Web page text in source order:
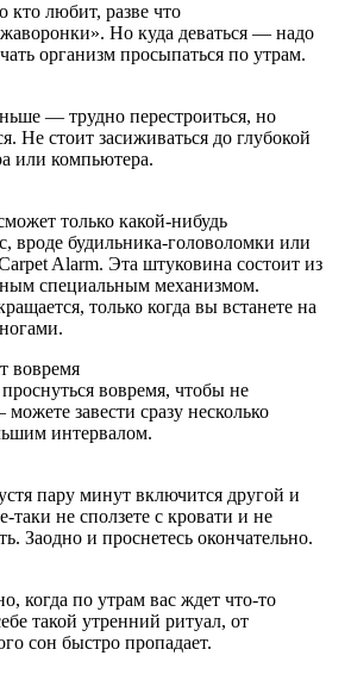
любит, разве что
Но куда деваться — надо
организм просыпаться по утрам.
— трудно перестроиться, но
Не стоит засиживаться до глубокой
или компьютера.
только какой-нибудь
вроде будильника-головоломки или
Alarm. Эта штуковина состоит из
специальным механизмом.
только когда вы встанете на
вовремя, чтобы не
завести сразу несколько
интервалом.
пару минут включится другой и
таки не сползете с кровати и не
Заодно и проснетесь окончательно.
когда по утрам вас ждет что-то
такой утренний ритуал, от
сон быстро пропадает.